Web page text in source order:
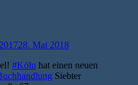
28. Mai 2018
#Köln hat einen neuen
Siebter